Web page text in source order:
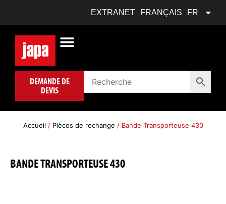
FRANÇAIS FR
POLSKI
PL
EXTRANET
DEMANDE DE
DEVIS
Accueil / Pièces de rechange / Bande Transporteuse 430
BANDE TRANSPORTEUSE 430